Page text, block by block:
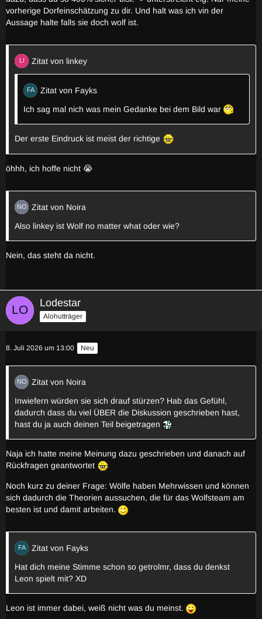
vorherige Dorfeinschätzung zu dir. Und halt was ich vin der
Aussage halte falls sie doch wolf ist.
Zitat von linkey
Zitat von Fayks
Ich sag mal nich was mein Gedanke bei dem Bild war
Der erste Eindruck ist meist der richtige
öhhh, ich hoffe nicht 😭
Zitat von Noira
Also linkey ist Wolf no matter what oder wie?
Nein, das steht da nicht.
Lodestar
Alohutträger
8. Juli 2026 um 13:00 Neu
Zitat von Noira
Inwiefern würden sie sich drauf stürzen? Hab das Gefühl,
dadurch dass du viel ÜBER die Diskussion geschrieben hast,
hast du ja auch deinen Teil beigetragen
Naja ich hatte meine Meinung dazu geschrieben und danach auf
Rückfragen geantwortet
Noch kurz zu deiner Frage: Wölfe haben Mehrwissen und können
sich dadurch die Theorien aussuchen, die für das Wolfsteam am
besten ist und damit arbeiten.
Zitat von Fayks
Hat dich meine Stimme schon so getrolmr, dass du denkst
Leon spielt mit? XD
Leon ist immer dabei, weiß nicht was du meinst.